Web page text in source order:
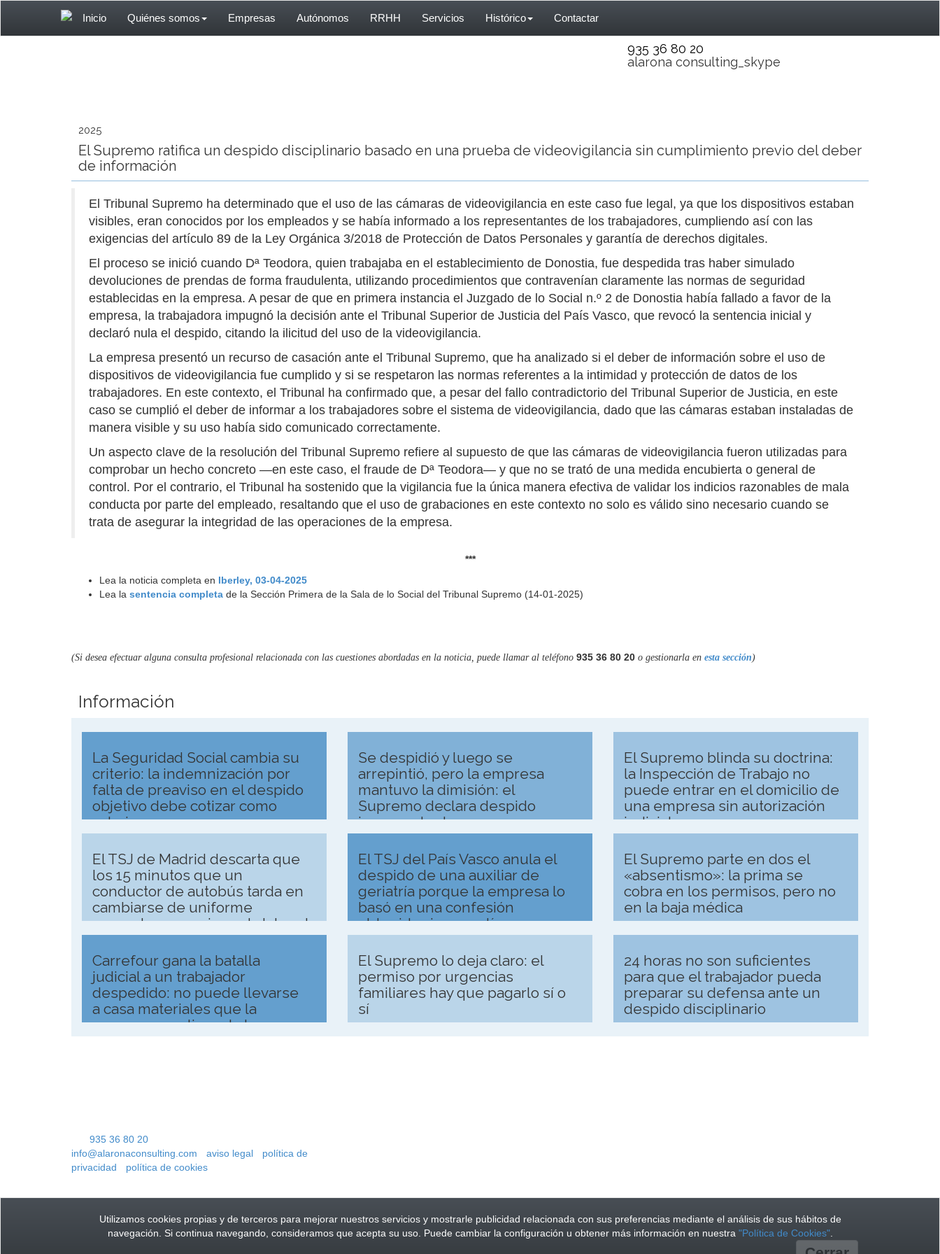
Inicio Quiénes somos Empresas Autónomos RRHH Servicios Histórico Contactar
935 36 80 20
alarona consulting_skype
2025
El Supremo ratifica un despido disciplinario basado en una prueba de videovigilancia sin cumplimiento previo del deber
de información
El Tribunal Supremo ha determinado que el uso de las cámaras de videovigilancia en este caso fue legal, ya que los dispositivos estaban
visibles, eran conocidos por los empleados y se había informado a los representantes de los trabajadores, cumpliendo así con las
exigencias del artículo 89 de la Ley Orgánica 3/2018 de Protección de Datos Personales y garantía de derechos digitales.
El proceso se inició cuando Dª Teodora, quien trabajaba en el establecimiento de Donostia, fue despedida tras haber simulado
devoluciones de prendas de forma fraudulenta, utilizando procedimientos que contravenían claramente las normas de seguridad
establecidas en la empresa. A pesar de que en primera instancia el Juzgado de lo Social n.º 2 de Donostia había fallado a favor de la
empresa, la trabajadora impugnó la decisión ante el Tribunal Superior de Justicia del País Vasco, que revocó la sentencia inicial y
declaró nula el despido, citando la ilicitud del uso de la videovigilancia.
La empresa presentó un recurso de casación ante el Tribunal Supremo, que ha analizado si el deber de información sobre el uso de
dispositivos de videovigilancia fue cumplido y si se respetaron las normas referentes a la intimidad y protección de datos de los
trabajadores. En este contexto, el Tribunal ha confirmado que, a pesar del fallo contradictorio del Tribunal Superior de Justicia, en este
caso se cumplió el deber de informar a los trabajadores sobre el sistema de videovigilancia, dado que las cámaras estaban instaladas de
manera visible y su uso había sido comunicado correctamente.
Un aspecto clave de la resolución del Tribunal Supremo refiere al supuesto de que las cámaras de videovigilancia fueron utilizadas para
comprobar un hecho concreto —en este caso, el fraude de Dª Teodora— y que no se trató de una medida encubierta o general de
control. Por el contrario, el Tribunal ha sostenido que la vigilancia fue la única manera efectiva de validar los indicios razonables de mala
conducta por parte del empleado, resaltando que el uso de grabaciones en este contexto no solo es válido sino necesario cuando se
trata de asegurar la integridad de las operaciones de la empresa.
***
Lea la noticia completa en Iberley, 03-04-2025
Lea la sentencia completa de la Sección Primera de la Sala de lo Social del Tribunal Supremo (14-01-2025)
(Si desea efectuar alguna consulta profesional relacionada con las cuestiones abordadas en la noticia, puede llamar al teléfono 935 36 80 20 o gestionarla en esta sección)
Información
La Seguridad Social cambia su
criterio: la indemnización por
falta de preaviso en el despido
objetivo debe cotizar como
salario
Se despidió y luego se
arrepintió, pero la empresa
mantuvo la dimisión: el
Supremo declara despido
improcedente
El Supremo blinda su doctrina:
la Inspección de Trabajo no
puede entrar en el domicilio de
una empresa sin autorización
judicial
El TSJ de Madrid descarta que
los 15 minutos que un
conductor de autobús tarda en
cambiarse de uniforme
computen como jornada laboral
El TSJ del País Vasco anula el
despido de una auxiliar de
geriatría porque la empresa lo
basó en una confesión
obtenida sin garantías
El Supremo parte en dos el
«absentismo»: la prima se
cobra en los permisos, pero no
en la baja médica
Carrefour gana la batalla
judicial a un trabajador
despedido: no puede llevarse
a casa materiales que la
empresa va a tirar a la basura
El Supremo lo deja claro: el
permiso por urgencias
familiares hay que pagarlo sí o
sí
24 horas no son suficientes
para que el trabajador pueda
preparar su defensa ante un
despido disciplinario
935 36 80 20
info@alaronaconsulting.com
aviso legal
política de
privacidad
política de cookies
Utilizamos cookies propias y de terceros para mejorar nuestros servicios y mostrarle publicidad relacionada con sus preferencias mediante el análisis de sus hábitos de
navegación. Si continua navegando, consideramos que acepta su uso. Puede cambiar la configuración u obtener más información en nuestra "Política de Cookies".